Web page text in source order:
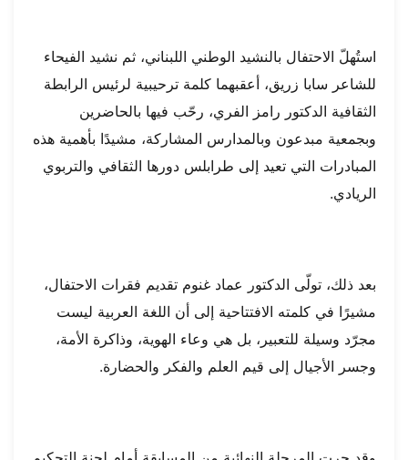
استُهلّ الاحتفال بالنشيد الوطني اللبناني، ثم نشيد الفيحاء
للشاعر سابا زريق، أعقبهما كلمة ترحيبية لرئيس الرابطة
الثقافية الدكتور رامز الفري، رحّب فيها بالحاضرين
وبجمعية مبدعون وبالمدارس المشاركة، مشيدًا بأهمية هذه
المبادرات التي تعيد إلى طرابلس دورها الثقافي والتربوي
الريادي.
بعد ذلك، تولّى الدكتور عماد غنوم تقديم فقرات الاحتفال،
مشيرًا في كلمته الافتتاحية إلى أن اللغة العربية ليست
مجرّد وسيلة للتعبير، بل هي وعاء الهوية، وذاكرة الأمة،
وجسر الأجيال إلى قيم العلم والفكر والحضارة.